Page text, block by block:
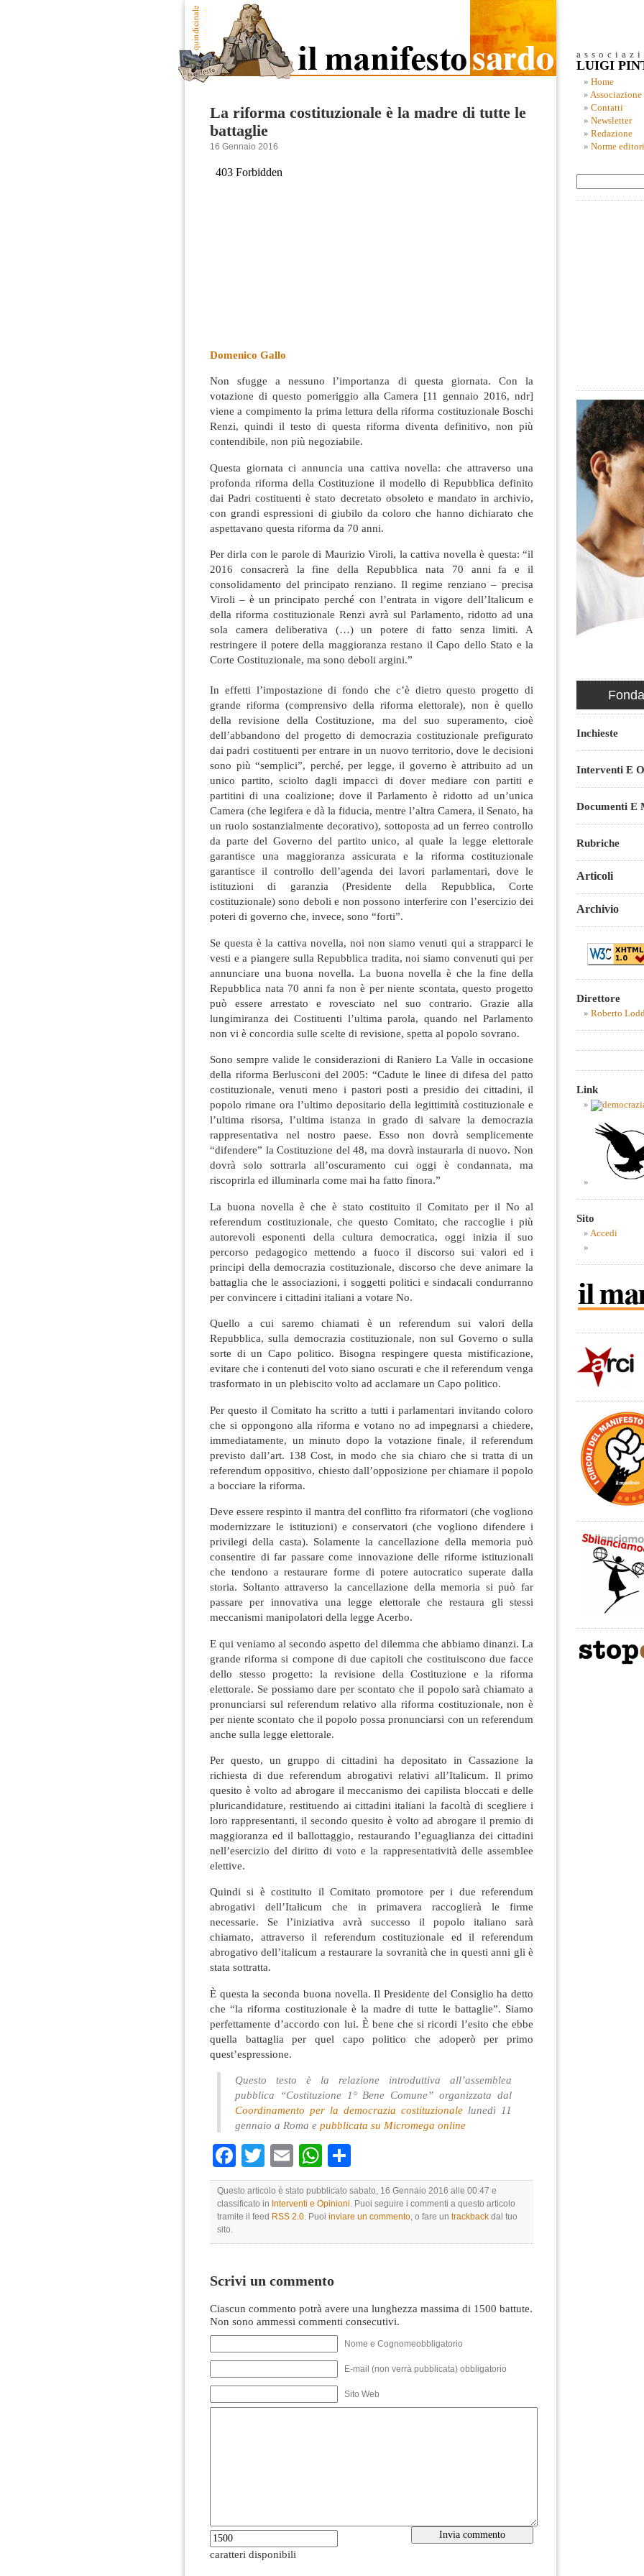
La riforma costituzionale è la madre di tutte le
battaglie
16 Gennaio 2016
Domenico Gallo
Non sfugge a nessuno l’importanza di questa giornata. Con la
votazione di questo pomeriggio alla Camera [11 gennaio 2016, ndr]
viene a compimento la prima lettura della riforma costituzionale Boschi
Renzi, quindi il testo di questa riforma diventa definitivo, non più
contendibile, non più negoziabile.
Questa giornata ci annuncia una cattiva novella: che attraverso una
profonda riforma della Costituzione il modello di Repubblica definito
dai Padri costituenti è stato decretato obsoleto e mandato in archivio,
con grandi espressioni di giubilo da coloro che hanno dichiarato che
aspettavano questa riforma da 70 anni.
Per dirla con le parole di Maurizio Viroli, la cattiva novella è questa: “il
2016 consacrerà la fine della Repubblica nata 70 anni fa e il
consolidamento del principato renziano. Il regime renziano – precisa
Viroli – è un principato perché con l’entrata in vigore dell’Italicum e
della riforma costituzionale Renzi avrà sul Parlamento, ridotto ad una
sola camera deliberativa (…) un potere di fatto senza limiti. A
restringere il potere della maggioranza restano il Capo dello Stato e la
Corte Costituzionale, ma sono deboli argini.”
In effetti l’impostazione di fondo che c’è dietro questo progetto di
grande riforma (comprensivo della riforma elettorale), non è quello
della revisione della Costituzione, ma del suo superamento, cioè
dell’abbandono del progetto di democrazia costituzionale prefigurato
dai padri costituenti per entrare in un nuovo territorio, dove le decisioni
sono più “semplici”, perché, per legge, il governo è attribuito ad un
unico partito, sciolto dagli impacci di dover mediare con partiti e
partitini di una coalizione; dove il Parlamento è ridotto ad un’unica
Camera (che legifera e dà la fiducia, mentre l’altra Camera, il Senato, ha
un ruolo sostanzialmente decorativo), sottoposta ad un ferreo controllo
da parte del Governo del partito unico, al quale la legge elettorale
garantisce una maggioranza assicurata e la riforma costituzionale
garantisce il controllo dell’agenda dei lavori parlamentari, dove le
istituzioni di garanzia (Presidente della Repubblica, Corte
costituzionale) sono deboli e non possono interferire con l’esercizio dei
poteri di governo che, invece, sono “forti”.
Se questa è la cattiva novella, noi non siamo venuti qui a strapparci le
vesti e a piangere sulla Repubblica tradita, noi siamo convenuti qui per
annunciare una buona novella. La buona novella è che la fine della
Repubblica nata 70 anni fa non è per niente scontata, questo progetto
può essere arrestato e rovesciato nel suo contrario. Grazie alla
lungimiranza dei Costituenti l’ultima parola, quando nel Parlamento
non vi è concordia sulle scelte di revisione, spetta al popolo sovrano.
Sono sempre valide le considerazioni di Raniero La Valle in occasione
della riforma Berlusconi del 2005: “Cadute le linee di difesa del patto
costituzionale, venuti meno i pastori posti a presidio dei cittadini, il
popolo rimane ora l’ultimo depositario della legittimità costituzionale e
l’ultima risorsa, l’ultima istanza in grado di salvare la democrazia
rappresentativa nel nostro paese. Esso non dovrà semplicemente
“difendere” la Costituzione del 48, ma dovrà instaurarla di nuovo. Non
dovrà solo sottrarla all’oscuramento cui oggi è condannata, ma
riscoprirla ed illuminarla come mai ha fatto finora.”
La buona novella è che è stato costituito il Comitato per il No al
referendum costituzionale, che questo Comitato, che raccoglie i più
autorevoli esponenti della cultura democratica, oggi inizia il suo
percorso pedagogico mettendo a fuoco il discorso sui valori ed i
principi della democrazia costituzionale, discorso che deve animare la
battaglia che le associazioni, i soggetti politici e sindacali condurranno
per convincere i cittadini italiani a votare No.
Quello a cui saremo chiamati è un referendum sui valori della
Repubblica, sulla democrazia costituzionale, non sul Governo o sulla
sorte di un Capo politico. Bisogna respingere questa mistificazione,
evitare che i contenuti del voto siano oscurati e che il referendum venga
trasformato in un plebiscito volto ad acclamare un Capo politico.
Per questo il Comitato ha scritto a tutti i parlamentari invitando coloro
che si oppongono alla riforma e votano no ad impegnarsi a chiedere,
immediatamente, un minuto dopo la votazione finale, il referendum
previsto dall’art. 138 Cost, in modo che sia chiaro che si tratta di un
referendum oppositivo, chiesto dall’opposizione per chiamare il popolo
a bocciare la riforma.
Deve essere respinto il mantra del conflitto fra riformatori (che vogliono
modernizzare le istituzioni) e conservatori (che vogliono difendere i
privilegi della casta). Solamente la cancellazione della memoria può
consentire di far passare come innovazione delle riforme istituzionali
che tendono a restaurare forme di potere autocratico superate dalla
storia. Soltanto attraverso la cancellazione della memoria si può far
passare per innovativa una legge elettorale che restaura gli stessi
meccanismi manipolatori della legge Acerbo.
E qui veniamo al secondo aspetto del dilemma che abbiamo dinanzi. La
grande riforma si compone di due capitoli che costituiscono due facce
dello stesso progetto: la revisione della Costituzione e la riforma
elettorale. Se possiamo dare per scontato che il popolo sarà chiamato a
pronunciarsi sul referendum relativo alla riforma costituzionale, non è
per niente scontato che il popolo possa pronunciarsi con un referendum
anche sulla legge elettorale.
Per questo, un gruppo di cittadini ha depositato in Cassazione la
richiesta di due referendum abrogativi relativi all’Italicum. Il primo
quesito è volto ad abrogare il meccanismo dei capilista bloccati e delle
pluricandidature, restituendo ai cittadini italiani la facoltà di scegliere i
loro rappresentanti, il secondo quesito è volto ad abrogare il premio di
maggioranza ed il ballottaggio, restaurando l’eguaglianza dei cittadini
nell’esercizio del diritto di voto e la rappresentatività delle assemblee
elettive.
Quindi si è costituito il Comitato promotore per i due referendum
abrogativi dell’Italicum che in primavera raccoglierà le firme
necessarie. Se l’iniziativa avrà successo il popolo italiano sarà
chiamato, attraverso il referendum costituzionale ed il referendum
abrogativo dell’italicum a restaurare la sovranità che in questi anni gli è
stata sottratta.
È questa la seconda buona novella. Il Presidente del Consiglio ha detto
che “la riforma costituzionale è la madre di tutte le battaglie”. Siamo
perfettamente d’accordo con lui. È bene che si ricordi l’esito che ebbe
quella battaglia per quel capo politico che adoperò per primo
quest’espressione.
Questo testo è la relazione introduttiva all’assemblea
pubblica “Costituzione 1° Bene Comune” organizzata dal
Coordinamento per la democrazia costituzionale lunedì 11
gennaio a Roma e pubblicata su Micromega online
Facebook
TwitterEmailWhatsApp
Questo articolo è stato pubblicato sabato, 16 Gennaio 2016 alle 00:47 e
classificato in Interventi e Opinioni. Puoi seguire i commenti a questo articolo
tramite il feed RSS 2.0. Puoi inviare un commento, o fare un trackback dal tuo
sito.
Scrivi un commento
Ciascun commento potrà avere una lunghezza massima di 1500 battute.
Non sono ammessi commenti consecutivi.
Nome e Cognomeobbligatorio
E-mail (non verrà pubblicata) obbligatorio
Sito Web
caratteri disponibili
LUIGI
Home
Associazione
Contatti
Newsletter
Redazione
Norme
Inchieste
Interventi E
Documenti E
Rubriche
Articoli
Archivio
Direttore
Roberto
Link
Sito
Accedi